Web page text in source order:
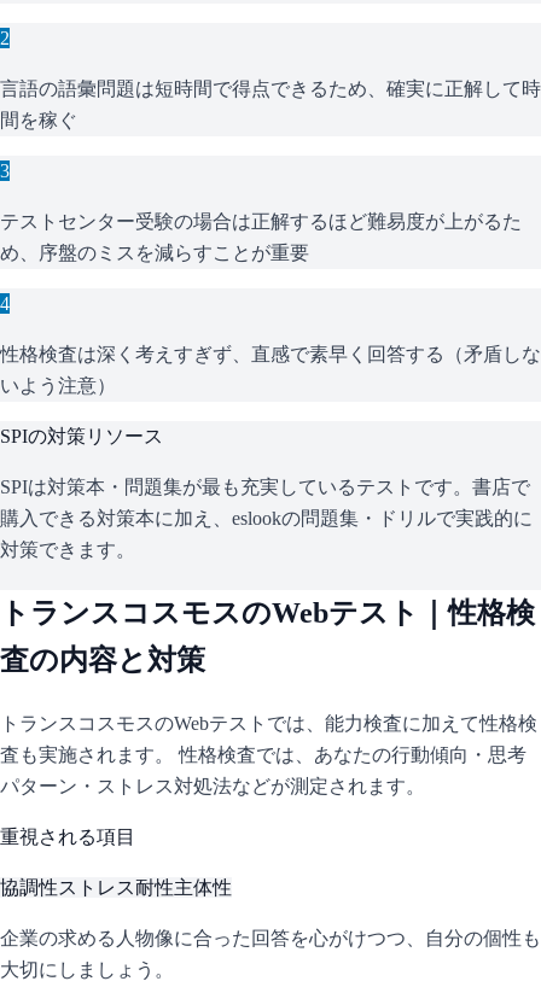
2
言語の語彙問題は短時間で得点できるため、確実に正解して時
間を稼ぐ
3
テストセンター受験の場合は正解するほど難易度が上がるた
め、序盤のミスを減らすことが重要
4
性格検査は深く考えすぎず、直感で素早く回答する（矛盾しな
いよう注意）
SPIの対策リソース
SPIは対策本・問題集が最も充実しているテストです。書店で
購入できる対策本に加え、eslookの問題集・ドリルで実践的に
対策できます。
トランスコスモスのWebテスト｜性格検
査の内容と対策
トランスコスモスのWebテストでは、能力検査に加えて性格検
査も実施されます。 性格検査では、あなたの行動傾向・思考
パターン・ストレス対処法などが測定されます。
重視される項目
協調性ストレス耐性主体性
企業の求める人物像に合った回答を心がけつつ、自分の個性も
大切にしましょう。